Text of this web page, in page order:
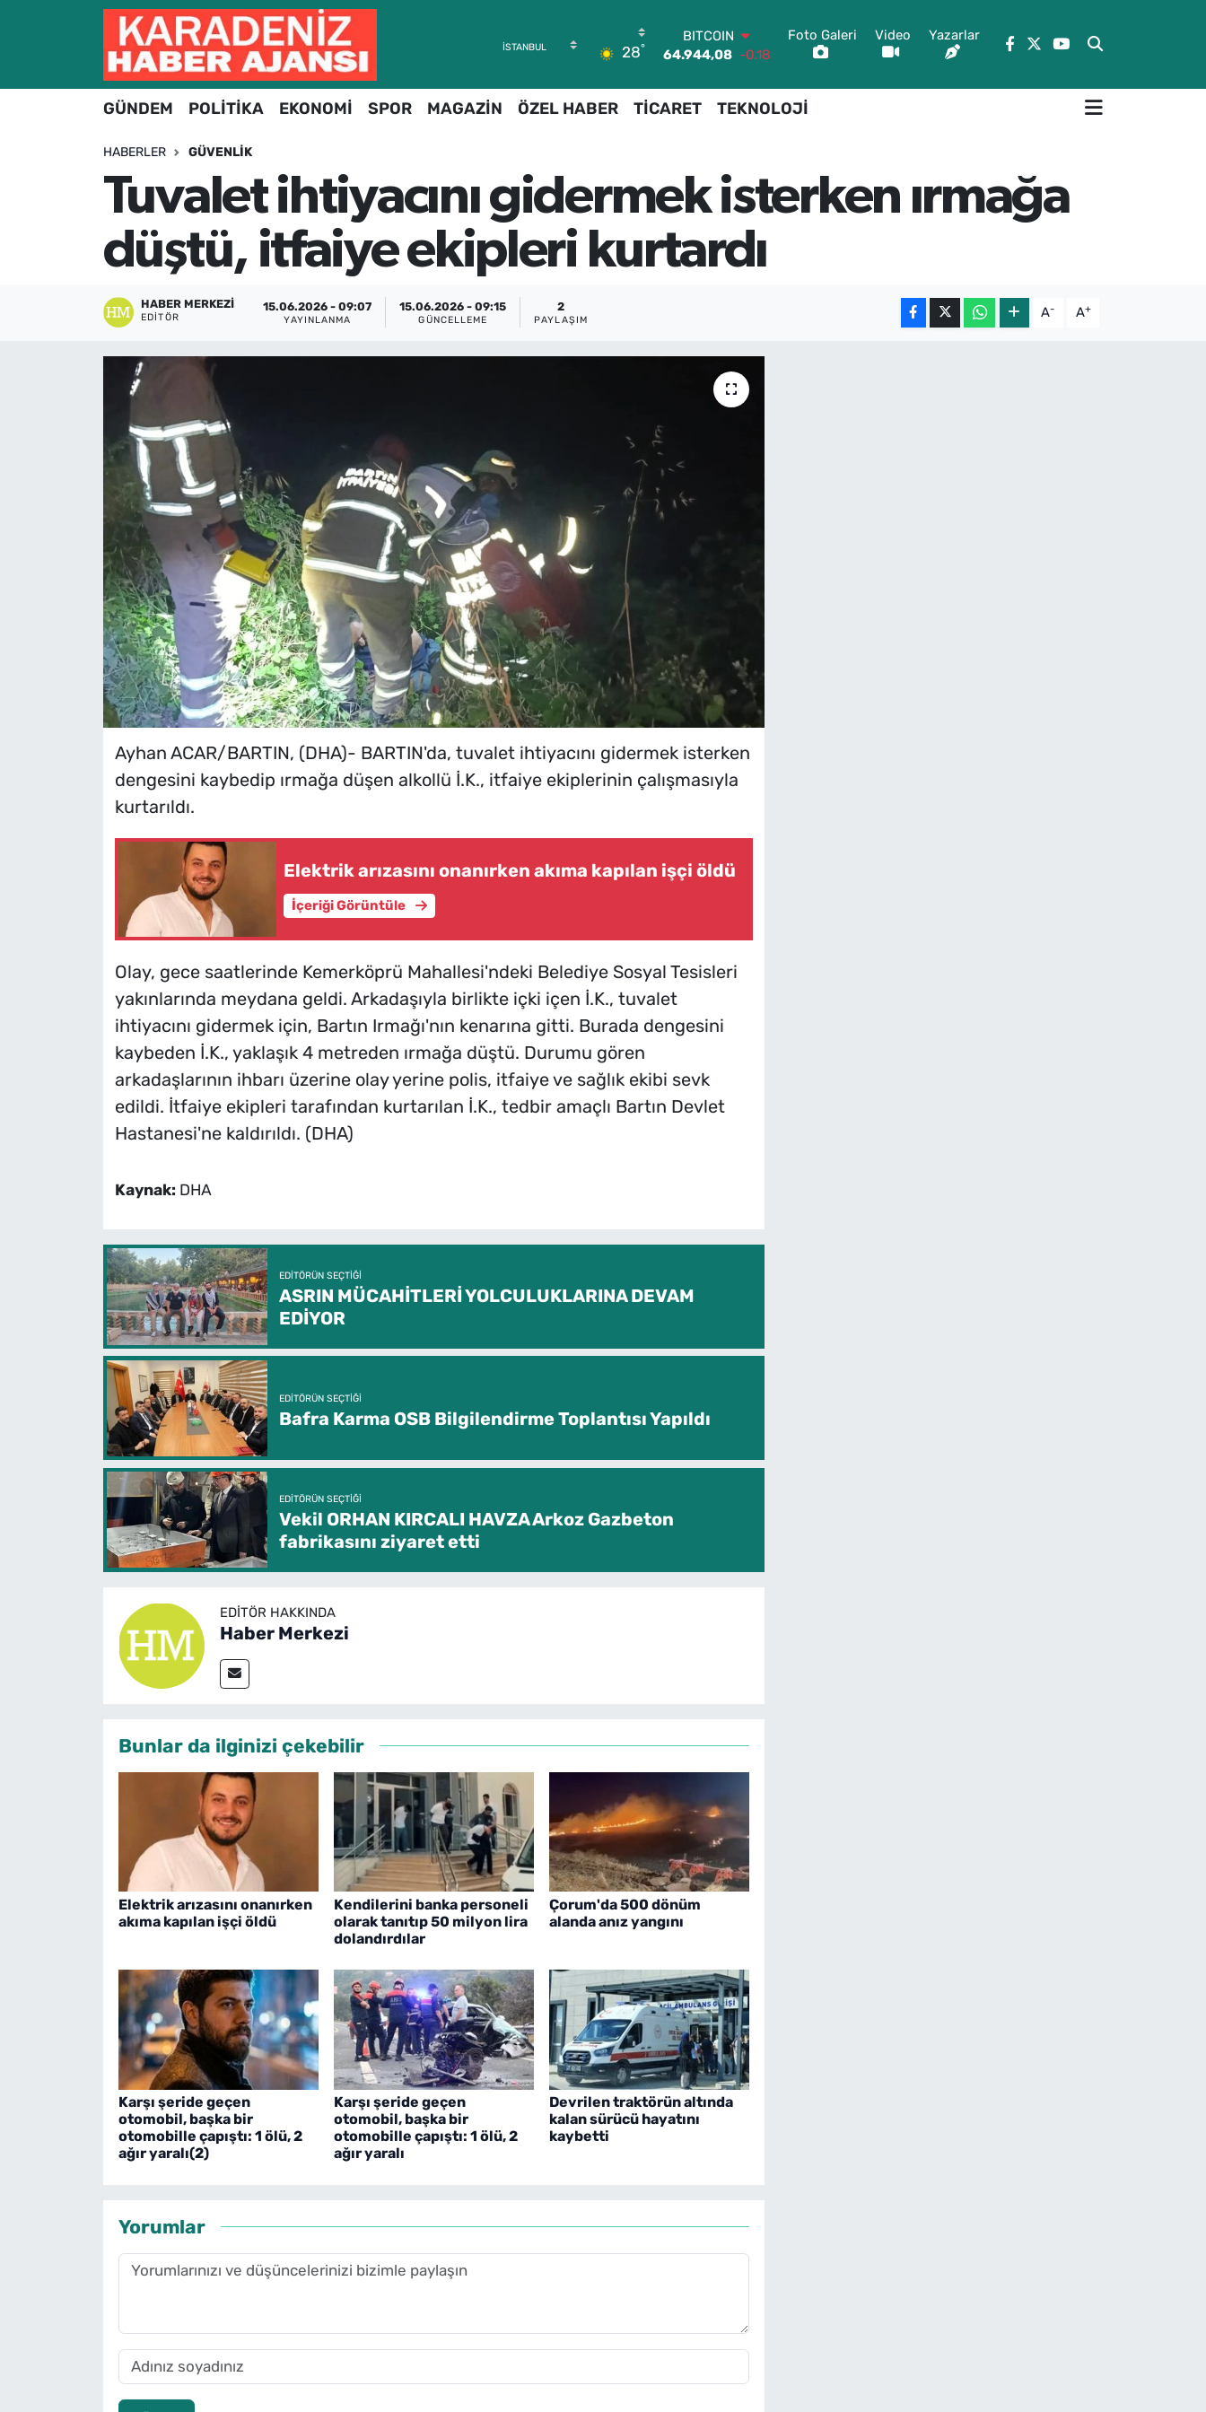
28°
BITCOIN
64.944,08 -0.18
47,7436 0.18
EURO
GRAM ALTIN
6660.55
0.03
13.779 -14
Foto Galeri Video Yazarlar
GÜNDEM POLİTİKA EKONOMİ SPOR MAGAZİN ÖZEL HABER TİCARET TEKNOLOJİ
HABERLER GÜVENLIK
Tuvalet ihtiyacını gidermek isterken ırmağa
düştü, itfaiye ekipleri kurtardı
HABER MERKEZI
EDITÖR
15.06.2026 - 09:07
YAYINLANMA
15.06.2026 - 09:15
GÜNCELLEME
2
PAYLAŞIM A- A+
Ayhan ACAR/BARTIN, (DHA)- BARTIN'da, tuvalet ihtiyacını gidermek isterken
dengesini kaybedip ırmağa düşen alkollü İ.K., itfaiye ekiplerinin çalışmasıyla
kurtarıldı.
Elektrik arızasını onanırken akıma kapılan işçi öldü
İçeriği Görüntüle
Olay, gece saatlerinde Kemerköprü Mahallesi'ndeki Belediye Sosyal Tesisleri
yakınlarında meydana geldi. Arkadaşıyla birlikte içki içen İ.K., tuvalet
ihtiyacını gidermek için, Bartın Irmağı'nın kenarına gitti. Burada dengesini
kaybeden İ.K., yaklaşık 4 metreden ırmağa düştü. Durumu gören
arkadaşlarının ihbarı üzerine olay yerine polis, itfaiye ve sağlık ekibi sevk
edildi. İtfaiye ekipleri tarafından kurtarılan İ.K., tedbir amaçlı Bartın Devlet
Hastanesi'ne kaldırıldı. (DHA)
Kaynak: DHA
EDITÖRÜN SEÇTIĞI
ASRIN MÜCAHİTLERİ YOLCULUKLARINA DEVAM
EDİYOR
EDITÖRÜN SEÇTIĞI
Bafra Karma OSB Bilgilendirme Toplantısı Yapıldı
EDITÖRÜN SEÇTIĞI
Vekil ORHAN KIRCALI HAVZA Arkoz Gazbeton
fabrikasını ziyaret etti
EDITÖR HAKKINDA
Haber Merkezi
Bunlar da ilginizi çekebilir
Elektrik arızasını onanırken
akıma kapılan işçi öldü
Kendilerini banka personeli
olarak tanıtıp 50 milyon lira
dolandırdılar
Çorum'da 500 dönüm
alanda anız yangını
Karşı şeride geçen
otomobil, başka bir
otomobille çapıştı: 1 ölü, 2
ağır yaralı(2)
Karşı şeride geçen
otomobil, başka bir
otomobille çapıştı: 1 ölü, 2
ağır yaralı
Devrilen traktörün altında
kalan sürücü hayatını
kaybetti
Yorumlar
Hava Durumu
Trafik Durumu
Süper Lig Puan Durumu ve Fikstür
Tüm Manşetler
Son Dakika Haberleri
Haber Arşivi